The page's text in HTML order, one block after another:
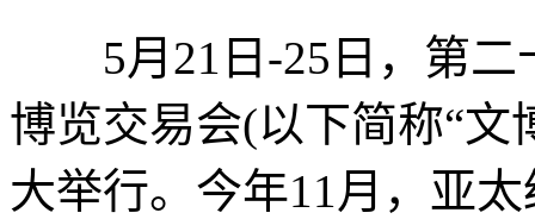
5月21日-25日，第二
博览交易会(以下简称“文
大举行。今年11月，亚